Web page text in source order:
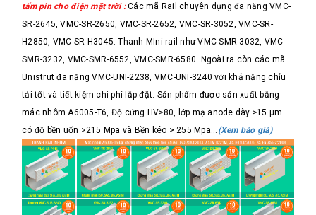
tấm pin cho điện mặt trời :Các mã Rail chuyên dụng đa năng VMC-
SR-2645, VMC-SR-2650, VMC-SR-2652, VMC-SR-3052, VMC-SR-
H2850, VMC-SR-H3045. Thanh MIni rail như VMC-SMR-3032, VMC-
SMR-3232, VMC-SMR-6552, VMC-SMR-6580. Ngoài ra còn các mã
Unistrut đa năng VMC-UNI-2238, VMC-UNI-3240 với khả năng chỉu
tải tốt và tiết kiệm chi phí lắp đặt. Sản phẩm được sản xuất bằng
mác nhôm A6005-T6, Độ cứng HV≥80, lớp mạ anode dày ≥15 μm
có độ bền uốn >215 Mpa và Bền kéo > 255 Mpa... (Xem báo giá)